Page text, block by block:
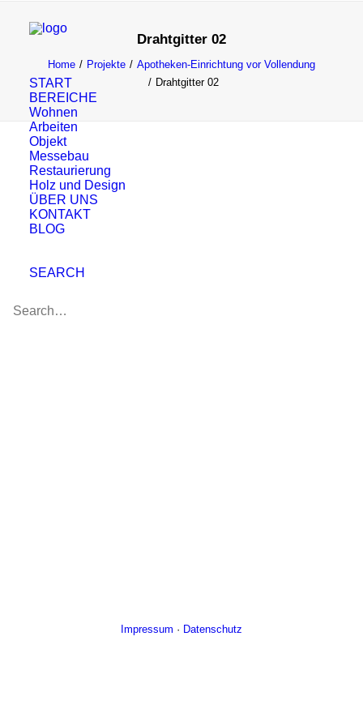
START
BEREICHE
Wohnen
Arbeiten
Objekt
Messebau
Restaurierung
Holz und Design
ÜBER UNS
KONTAKT
BLOG
SEARCH
Drahtgitter 02
Home Projekte
Apotheken-Einrichtung vor Vollendung
Drahtgitter 02
Impressum · Datenschutz